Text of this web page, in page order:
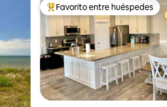
De los mejores en Favorito
Favorito entre huéspedes